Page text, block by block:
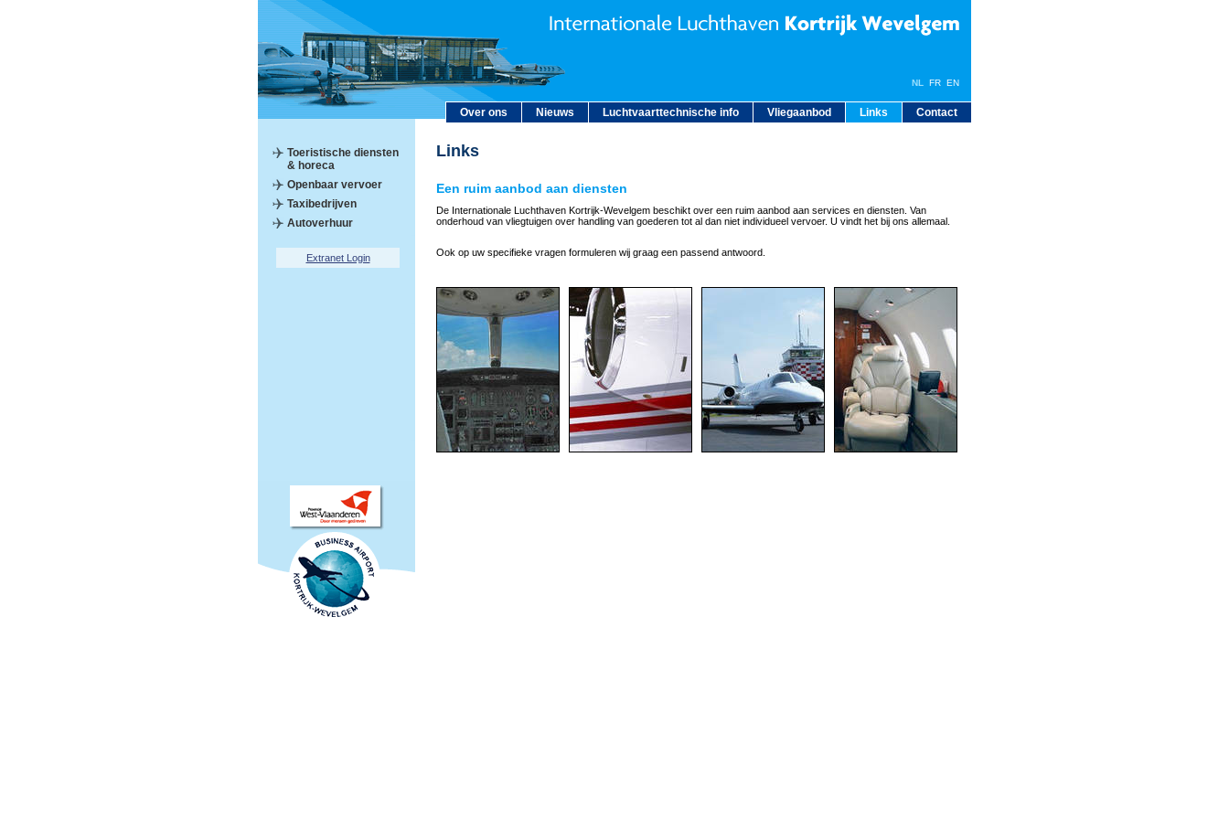
Over ons Nieuws Luchtvaarttechnische info Vliegaanbod Links Contact
NL FR EN
Toeristische diensten
& horeca
Openbaar vervoer
Taxibedrijven
Autoverhuur
Extranet Login
Links
Een ruim aanbod aan diensten
De Internationale Luchthaven Kortrijk-Wevelgem beschikt over een ruim aanbod aan services en diensten. Van
onderhoud van vliegtuigen over handling van goederen tot al dan niet individueel vervoer. U vindt het bij ons allemaal.
Ook op uw specifieke vragen formuleren wij graag een passend antwoord.